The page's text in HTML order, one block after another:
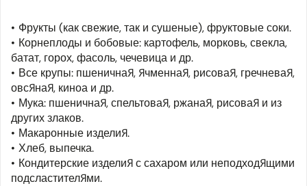
Фрукты (как свежие, так и сушеные), фруктовые соки.
Корнеплоды и бобовые: картофель, морковь, свекла,
батат, горох, фасоль, чечевица и др.
Все крупы: пшеничная, ячменная, рисовая, гречневая,
овсяная, киноа и др.
Мука: пшеничная, спельтовая, ржаная, рисовая и из
других злаков.
Макаронные изделия.
Хлеб, выпечка.
Кондитерские изделия с сахаром или неподходящими
подсластителями.